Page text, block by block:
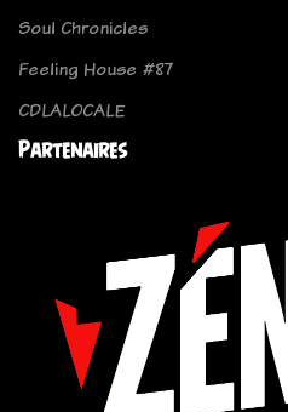
Soul Chronicles
Feeling House #87
CDLALOCALE
Partenaires